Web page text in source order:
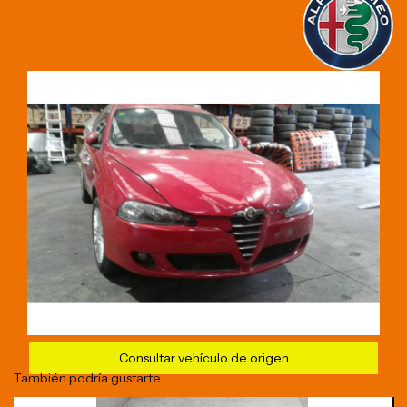
Consultar vehículo de origen
También podría gustarte